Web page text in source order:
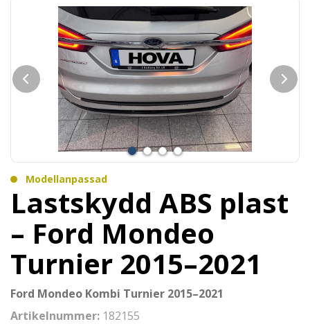
Modellanpassad
Lastskydd ABS plast
– Ford Mondeo
Turnier 2015–2021
Ford Mondeo Kombi Turnier 2015–2021
Artikelnummer: 182155